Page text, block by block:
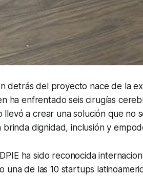
detrás del proyecto nace de la
ha enfrentado seis cirugías
llevó a crear una solución que no
brinda dignidad, inclusión y
ha sido reconocida
una de las 10 startups